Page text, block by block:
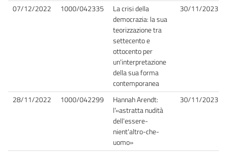
07/12/2022 1000/042335
La crisi della
democrazia: la sua
teorizzazione tra
settecento e
ottocento per
un'interpretazione
della sua forma
contemporanea
30/11/2023
28/11/2022 1000/042299
Hannah Arendt:
l'«astratta nudità
dell'essere-
nient'altro-che-
uomo»
30/11/2023